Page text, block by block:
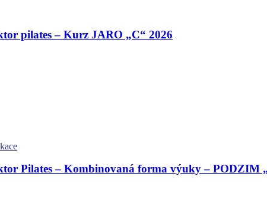
pilates – Kurz JARO „C“ 2026
Pilates – Kombinovaná forma výuky – PODZIM